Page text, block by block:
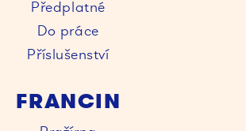
Předplatné
Do práce
Příslušenství
FRANCIN